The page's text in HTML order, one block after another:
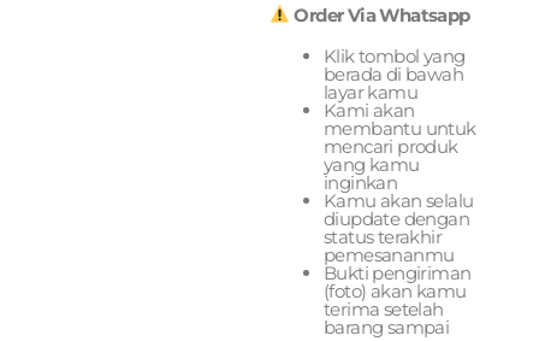
Order Via Whatsapp
Klik tombol yang
berada di bawah
layar kamu
Kami akan
membantu untuk
mencari produk
yang kamu
inginkan
Kamu akan selalu
diupdate dengan
status terakhir
pemesananmu
Bukti pengiriman
(foto) akan kamu
terima setelah
barang sampai